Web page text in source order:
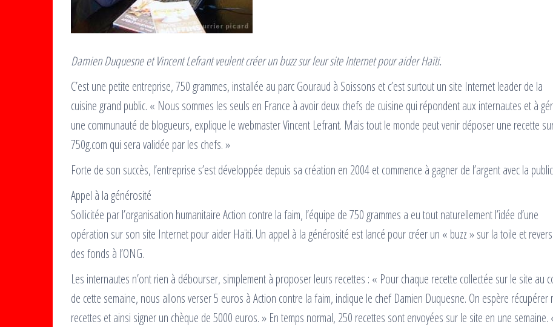
Damien Duquesne et Vincent Lefrant veulent créer un buzz sur leur site Internet pour aider Haïti.
C’est une petite entreprise, 750 grammes, installée au parc Gouraud à Soissons et c’est surtout un site Internet leader de la
cuisine grand public. « Nous sommes les seuls en France à avoir deux chefs de cuisine qui répondent aux internautes et à
une communauté de blogueurs, explique le webmaster Vincent Lefrant. Mais tout le monde peut venir déposer une recette
750g.com qui sera validée par les chefs. »
Forte de son succès, l’entreprise s’est développée depuis sa création en 2004 et commence à gagner de l’argent avec la
Appel à la générosité
Sollicitée par l’organisation humanitaire Action contre la faim, l’équipe de 750 grammes a eu tout naturellement l’idée d’une
opération sur son site Internet pour aider Haïti. Un appel à la générosité est lancé pour créer un « buzz » sur la toile et
des fonds à l’ONG.
Les internautes n’ont rien à débourser, simplement à proposer leurs recettes : « Pour chaque recette collectée sur le site au
de cette semaine, nous allons verser 5 euros à Action contre la faim, indique le chef Damien Duquesne. On espère récupérer
recettes et ainsi signer un chèque de 5000 euros. » En temps normal, 250 recettes sont envoyées sur le site en une semaine.